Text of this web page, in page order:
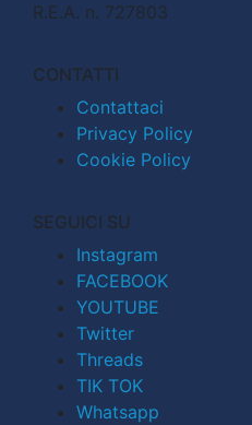
R.E.A. n. 727803
CONTATTI
Contattaci
Privacy Policy
Cookie Policy
SEGUICI SU
Instagram
FACEBOOK
YOUTUBE
Twitter
Threads
TIK TOK
Whatsapp